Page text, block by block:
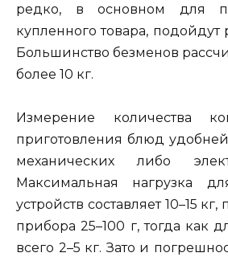
редко, в основном для
купленного товара,
Большинство безменов
более 10 кг.
Измерение количества
приготовления блюд
механических либо
Максимальная нагрузка
устройств составляет 10–15
прибора 25–100 г, тогда как
всего 2–5 кг. Зато и